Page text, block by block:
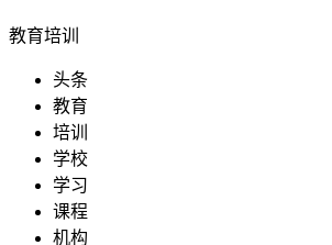
教育培训
头条
教育
培训
学校
学习
课程
机构